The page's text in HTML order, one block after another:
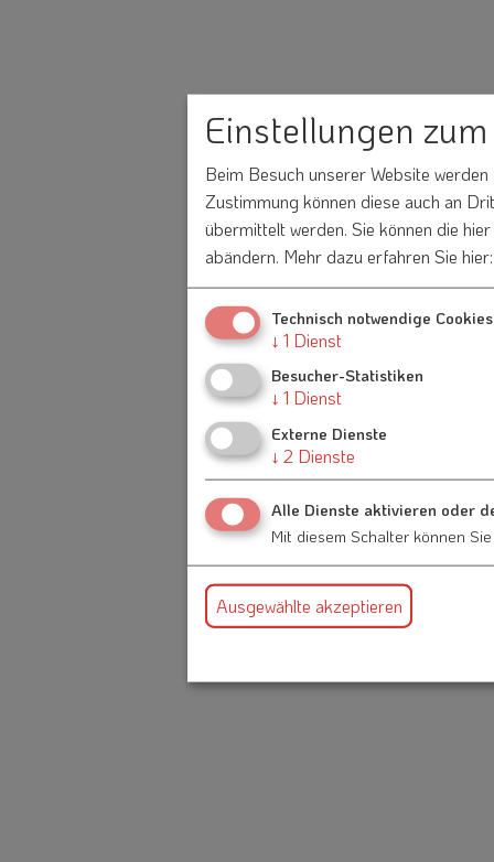
Einstellungen
Beim Besuch unserer Website
Zustimmung können diese auch an
übermittelt werden. Sie können die
abändern. Mehr dazu erfahren Sie
Technisch notwendige Cookies
↓ 1 Dienst
Besucher-Statistiken
↓ 1 Dienst
Externe Dienste
↓ 2 Dienste
Alle Dienste aktivieren oder
Mit diesem Schalter können
Ausgewählte akzeptieren